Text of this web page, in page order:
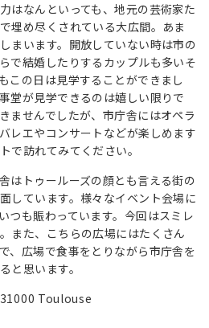
はなんといっても、地元の芸術家た
埋め尽くされている大広間。あま
まいます。開放していない時は市の
で結婚したりするカップルも多いそ
この日は見学することができまし
堂が見学できるのは嬉しい限りで
ませんでしたが、市庁舎にはオペラ
レエやコンサートなどが楽しめます
で訪れてみてください。
はトゥールーズの顔とも言える街の
しています。様々なイベント会場に
つも賑わっています。今回はスミレ
また、こちらの広場にはたくさん
、広場で食事をとりながら市庁舎を
と思います。
Toulouse